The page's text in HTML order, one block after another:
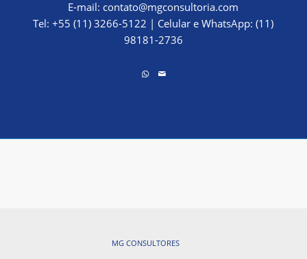
E-mail: contato@mgconsultoria.com
Tel: +55 (11) 3266-5122 | Celular e WhatsApp: (11)
98181-2736
MG CONSULTORES